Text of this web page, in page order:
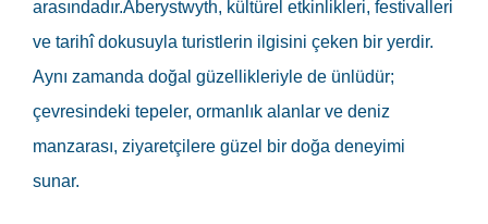
arasındadır.Aberystwyth, kültürel etkinlikleri, festivalleri
ve tarihî dokusuyla turistlerin ilgisini çeken bir yerdir.
Aynı zamanda doğal güzellikleriyle de ünlüdür;
çevresindeki tepeler, ormanlık alanlar ve deniz
manzarası, ziyaretçilere güzel bir doğa deneyimi
sunar.